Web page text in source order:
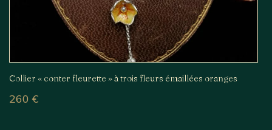
Collier « conter fleurette » à trois fleurs émaillées oranges
260 €